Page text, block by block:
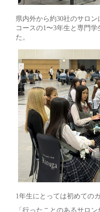
県内外から約30社のサロ
コースの1〜3年生と専門
た。
1年生にとっては初めての
「行ったことのあるサロ